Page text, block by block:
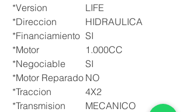
*Version
LIFE
*Direccion
HIDRAULICA
*Financiamiento SI
*Motor
1.000CC
*Negociable
SI
*Motor Reparado NO
*Traccion
4X2
*Transmision
MECANICO